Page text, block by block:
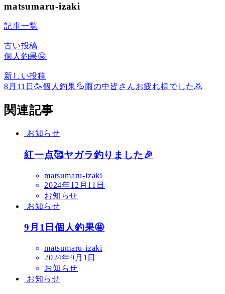
matsumaru-izaki
記事一覧
古い投稿
個人釣果😛
新しい投稿
8月11日🥳個人釣果💦雨の中皆さんお疲れ様でした🙇
関連記事
お知らせ
紅一点🥰ヤガラ釣りました🎉
matsumaru-izaki
2024年12月11日
お知らせ
お知らせ
9月1日個人釣果🤩
matsumaru-izaki
2024年9月1日
お知らせ
お知らせ